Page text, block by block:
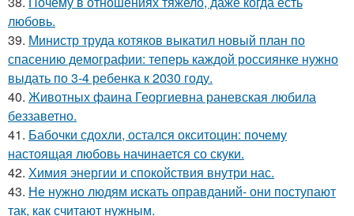
любовь.
39. Министр труда котяков выкатил новый план по
спасению демографии: теперь каждой россиянке нужно
выдать по 3-4 ребенка к 2030 году.
40. Животных фаина Георгиевна раневская любила
беззаветно.
41. Бабочки сдохли, остался окситоцин: почему
настоящая любовь начинается со скуки.
42. Химия энергии и спокойствия внутри нас.
43. Не нужно людям искать оправданий- они поступают
так, как считают нужным.